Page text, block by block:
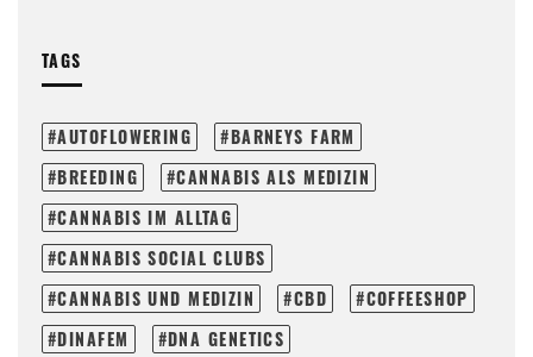
TAGS
AUTOFLOWERING
BARNEYS FARM
BREEDING
CANNABIS ALS MEDIZIN
CANNABIS IM ALLTAG
CANNABIS SOCIAL CLUBS
CANNABIS UND MEDIZIN
CBD
COFFEESHOP
DINAFEM
DNA GENETICS